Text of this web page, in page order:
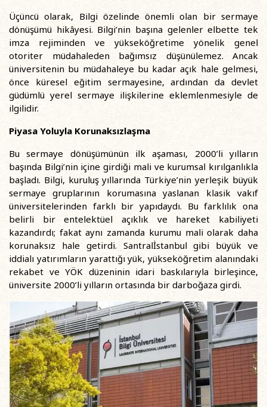
Üçüncü olarak, Bilgi özelinde önemli olan bir sermaye
dönüşümü hikâyesi. Bilgi’nin başına gelenler elbette tek
imza rejiminden ve yükseköğretime yönelik genel
otoriter müdahaleden bağımsız düşünülemez. Ancak
üniversitenin bu müdahaleye bu kadar açık hale gelmesi,
önce küresel eğitim sermayesine, ardından da devlet
güdümlü yerel sermaye ilişkilerine eklemlenmesiyle de
ilgilidir.
Piyasa Yoluyla Korunaksızlaşma
Bu sermaye dönüşümünün ilk aşaması, 2000’li yılların
başında Bilgi’nin içine girdiği mali ve kurumsal kırılganlıkla
başladı. Bilgi, kuruluş yıllarında Türkiye’nin yerleşik büyük
sermaye gruplarının korumasına yaslanan klasik vakıf
üniversitelerinden farklı bir yapıdaydı. Bu farklılık ona
belirli bir entelektüel açıklık ve hareket kabiliyeti
kazandırdı; fakat aynı zamanda kurumu mali olarak daha
korunaksız hale getirdi. Santralİstanbul gibi büyük ve
iddialı yatırımların yarattığı yük, yükseköğretim alanındaki
rekabet ve YÖK düzeninin idari baskılarıyla birleşince,
üniversite 2000’li yılların ortasında bir darboğaza girdi.